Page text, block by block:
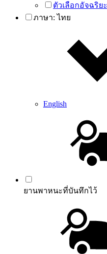
ตัวเลือกอัจฉริย
ภาษา:ไทย
English
ยานพาหนะที่บันทึกไว้